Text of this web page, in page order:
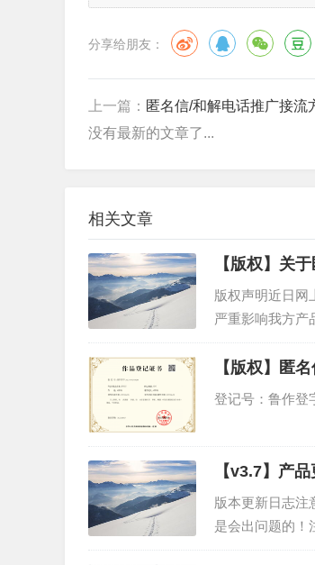
分享给朋友：
上一篇： 匿名信/和解电话推广接流
没有最新的文章了...
相关文章
【版权】关
版权声明近日网
严重影响我方产
事务所-张律师
【版权】匿
登记号：鲁作登
【v3.7】产
版本更新日志注
是会出问题的！
题！需要逐个升